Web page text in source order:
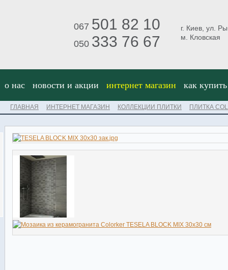
067 501 82 10
050 333 76 67
г. Киев, ул.
м. Кловская
о нас новости и акции интернет магазин как купить
ГЛАВНАЯ ИНТЕРНЕТ МАГАЗИН КОЛЛЕКЦИИ ПЛИТКИ ПЛИТКА